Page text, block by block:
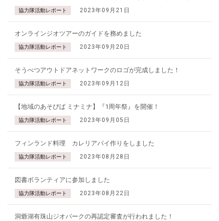
協力隊活動レポート 2023年09月21日
オンラインジオツアーのガイドを務めました
協力隊活動レポート 2023年09月20日
そうべつアウトドアネットワークのロゴが完成しました！
協力隊活動レポート 2023年09月12日
【地域のあそびば ミナミナ】『1周年祭』を開催！
協力隊活動レポート 2023年09月05日
フィンランド料理 カレリアパイ作りをしました
協力隊活動レポート 2023年08月28日
図書ボランティアに参加しました
協力隊活動レポート 2023年08月22日
洞爺湖有珠山ジオパークの再認定審査が行われました！